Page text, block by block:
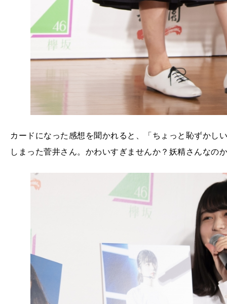
カードになった感想を聞かれると、「ちょっと恥ずか
しまった菅井さん。かわいすぎませんか？妖精さんなの